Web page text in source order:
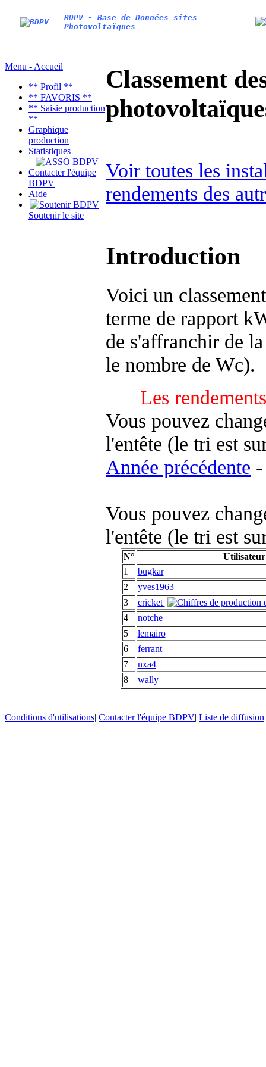
BDPV - Base de Données sites
Photovoltaïques
Menu - Accueil
** Profil **
** FAVORIS **
** Saisie production
**
Graphique
production
Statistiques
Contacter l'équipe
BDPV
Aide
Soutenir le site
Classement
Voir toutes les
rendements des
Introduction
Voici un
terme de rapport
de s'affranchir de
le nombre de Wc).
Les
Vous pouvez
l'entête (le tri est
Année précédente
Vous pouvez
l'entête (le tri est
N°
Utilisateur
1
bugkar
2
yves1963
3
cricket
4
notche
5
lemairo
6
ferrant
7
nxa4
8
wally
Conditions d'utilisations| Contacter l'équipe BDPV| Liste de diffusion